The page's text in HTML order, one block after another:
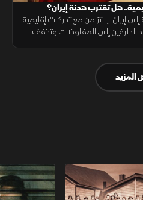
هل تقترب هدنة إيران؟
إيران، بالتزامن مع تحركات إقليمية
الطرفين إلى المفاوضات وتخفف
المزيد
تاريخ مجهول عودة الدجال